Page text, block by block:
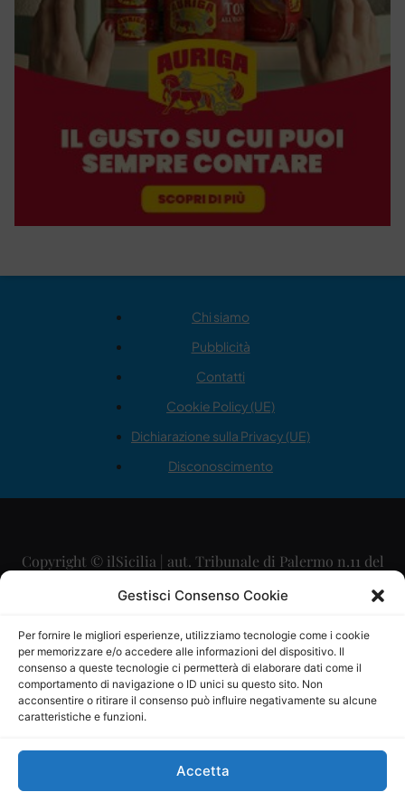
Gestisci Consenso Cookie
Per fornire le migliori esperienze, utilizziamo tecnologie come i cookie
per memorizzare e/o accedere alle informazioni del dispositivo. Il
consenso a queste tecnologie ci permetterà di elaborare dati come il
comportamento di navigazione o ID unici su questo sito. Non
acconsentire o ritirare il consenso può influire negativamente su alcune
caratteristiche e funzioni.
Accetta
Chi siamo
Pubblicità
Contatti
Cookie Policy (UE)
Dichiarazione sulla Privacy (UE)
Disconoscimento
Copyright © ilSicilia | aut. Tribunale di Palermo n.11 del
29/09/2015
Direttore Editoriale: Maurizio Scaglione
Direttore Responsabile: Maria Calabrese
P.IVA: 06334930820